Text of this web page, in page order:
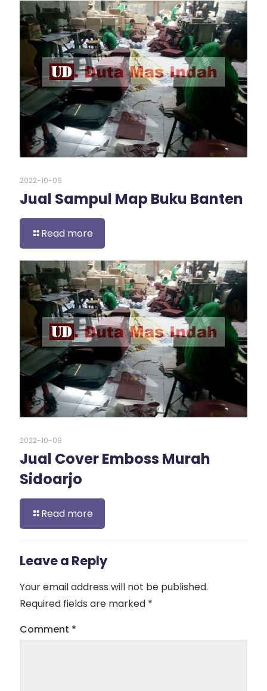
2022-10-09
Jual Sampul Map Buku Banten
Read more
2022-10-09
Jual Cover Emboss Murah
Sidoarjo
Read more
Leave a Reply
Your email address will not be published.
Required fields are marked *
Comment *